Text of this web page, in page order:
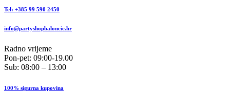
Tel: +385 99 590 2450
info@partyshopbaloncic.hr
Radno vrijeme
Pon-pet: 09:00-19.00
Sub: 08:00 – 13:00
100% sigurna kupovina